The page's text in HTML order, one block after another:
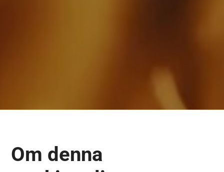
Om denna